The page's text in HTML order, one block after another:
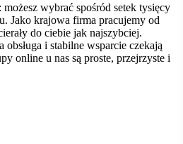
wybrać spośród setek tysięcy
Jako krajowa firma pracujemy od
do ciebie jak najszybciej.
obsługa i stabilne wsparcie czekają
online u nas są proste, przejrzyste i